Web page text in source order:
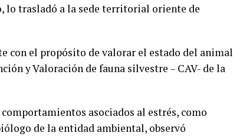
lo trasladó a la sede territorial oriente de
con el propósito de valorar el estado del animal
y Valoración de fauna silvestre – CAV- de la
asociados al estrés, como
de la entidad ambiental, observó